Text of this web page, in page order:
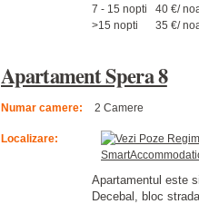
7 - 15 nopti
40 €/
>15 nopti
35 €/
Apartament Spera 8
Numar camere: 2 Camere
Localizare:
Apartamentul este
Decebal, bloc